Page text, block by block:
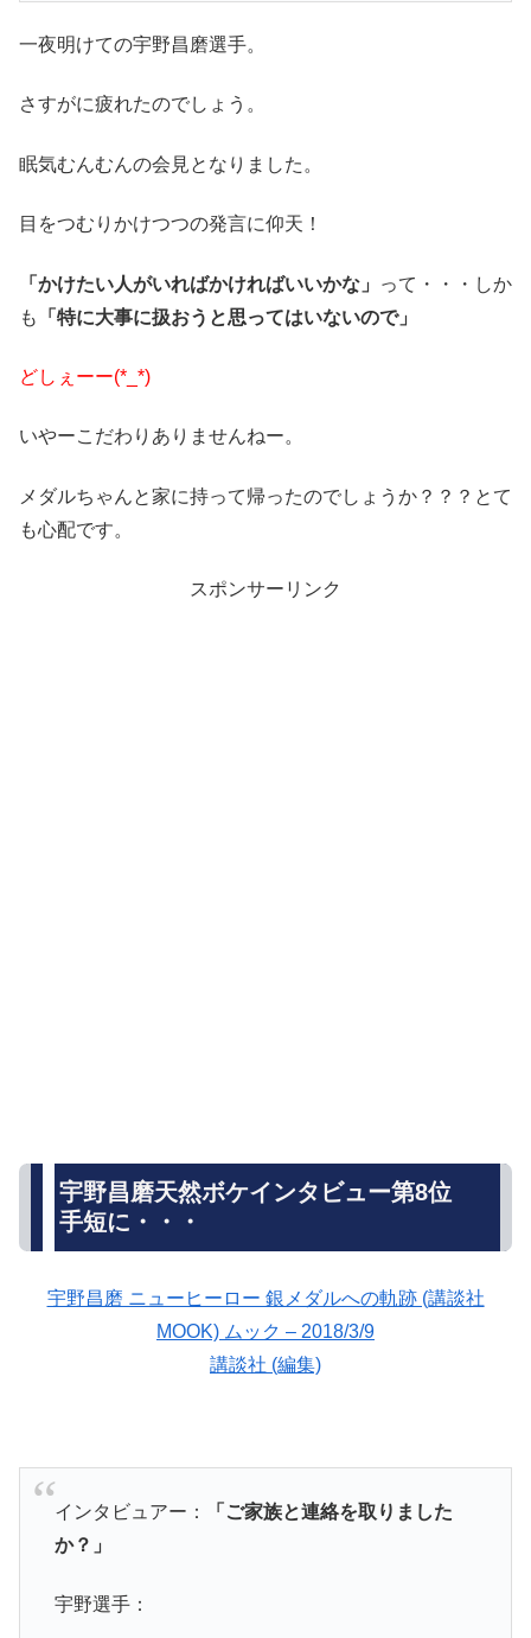
一夜明けての宇野昌磨選手。
さすがに疲れたのでしょう。
眠気むんむんの会見となりました。
目をつむりかけつつの発言に仰天！
「かけたい人がいればかければいいかな」
って・・・しか
も
「特に大事に扱おうと思ってはいないので」
どしぇーー(*_*)
いやーこだわりありませんねー。
メダルちゃんと家に持って帰ったのでしょうか？？？とて
も心配です。
スポンサーリンク
宇野昌磨天然ボケインタビュー第8位
手短に・・・
宇野昌磨 ニューヒーロー 銀メダルへの軌跡 (講談社
MOOK) ムック – 2018/3/9
講談社 (編集)
インタビュアー：
「ご家族と連絡を取りました
か？」
宇野選手：